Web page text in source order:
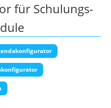
für Schulungs-